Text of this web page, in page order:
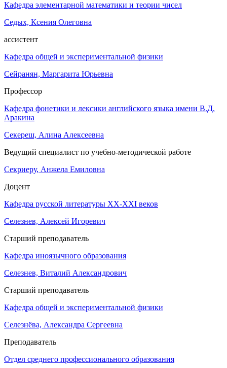
Кафедра элементарной математики и теории чисел
Седых, Ксения Олеговна
ассистент
Кафедра общей и экспериментальной физики
Сейранян, Маргарита Юрьевна
Профессор
Кафедра фонетики и лексики английского языка имени В.Д.
Аракина
Секереш, Алина Алексеевна
Ведущий специалист по учебно-методической работе
Секриеру, Анжела Емиловна
Доцент
Кафедра русской литературы XX-XXI веков
Селезнев, Алексей Игоревич
Старший преподаватель
Кафедра иноязычного образования
Селезнев, Виталий Александрович
Старший преподаватель
Кафедра общей и экспериментальной физики
Селезнёва, Александра Сергеевна
Преподаватель
Отдел среднего профессионального образования